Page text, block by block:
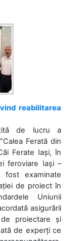
reabilitarea
de lucru a
Ferată din
Ferate Iași, în
feroviare Iași –
fost examinate
de proiect în
Uniunii
asigurării
proiectare și
de experți ce